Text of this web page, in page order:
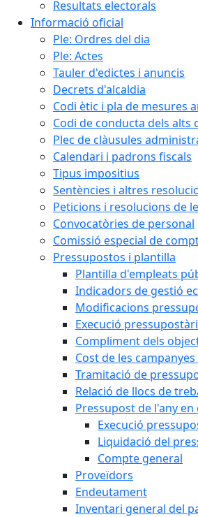
Resultats electorals
Informació oficial
Ple: Ordres del dia
Ple: Actes
Tauler d'edictes i anuncis
Decrets d'alcaldia
Codi ètic i pla de mesures
Codi de conducta dels alts
Plec de clàusules
Calendari i padrons fiscals
Tipus impositius
Sentències i altres
Peticions i resolucions de
Convocatòries de personal
Comissió especial de
Pressupostos i plantilla
Plantilla d'empleats
Indicadors de gestió
Modificacions
Execució
Compliment dels
Cost de les
Tramitació de
Relació de llocs de
Pressupost de l'any en
Execució
Liquidació del
Compte general
Proveïdors
Endeutament
Inventari general del